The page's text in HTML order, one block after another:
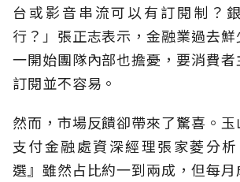
台或影音串流可以有訂閱制？
行？」張正志表示，金融業過去鮮
一開始團隊內部也擔憂，要消費者
訂閱並不容易。
然而，市場反饋卻帶來了驚喜。
支付金融處資深經理張家菱分
選』雖然占比約一到兩成，但每月